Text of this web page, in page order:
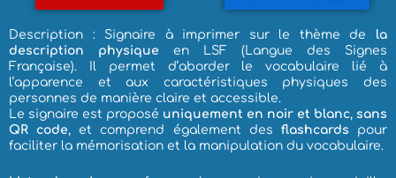
Description : Signaire à imprimer sur le thème de la
description physique en LSF (Langue des Signes
Française). Il permet d’aborder le vocabulaire lié à
l’apparence et aux caractéristiques physiques des
personnes de manière claire et accessible.
Le signaire est proposé uniquement en noir et blanc, sans
QR code, et comprend également des flashcards pour
faciliter la mémorisation et la manipulation du vocabulaire.